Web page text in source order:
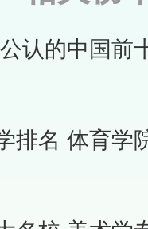
认的中国前
排名 体育学